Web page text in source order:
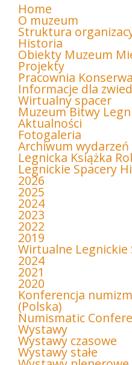
Home
O muzeum
Struktura
Historia
Obiekty Muzeum
Projekty
Pracownia
Informacje dla
Wirtualny spacer
Muzeum Bitwy
Aktualności
Fotogaleria
Archiwum wydarzeń
Legnicka Książka
Legnickie Spacery
2026
2025
2024
2023
2022
2019
Wirtualne Legnickie
2024
2021
2020
Konferencja
(Polska)
Numismatic
Wystawy
Wystawy czasowe
Wystawy stałe